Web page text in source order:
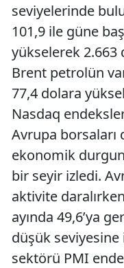
seviyelerinde
101,9 ile güne
yükselerek
Brent petrolün
77,4 dolara
Nasdaq
Avrupa
ekonomik
bir seyir izledi.
aktivite
ayında 49,6’ya
düşük
sektörü PMI